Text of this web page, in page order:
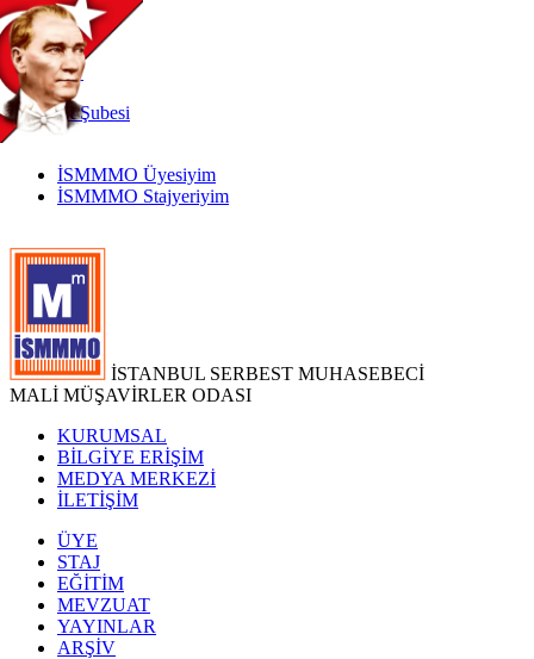
TR
|
EN
İnternetŞubesi
İSMMMO Üyesiyim
İSMMMO Stajyeriyim
İSTANBUL SERBEST MUHASEBECİ
MALİ MÜŞAVİRLER ODASI
KURUMSAL
BİLGİYE ERİŞİM
MEDYA MERKEZİ
İLETİŞİM
ÜYE
STAJ
EĞİTİM
MEVZUAT
YAYINLAR
ARŞİV